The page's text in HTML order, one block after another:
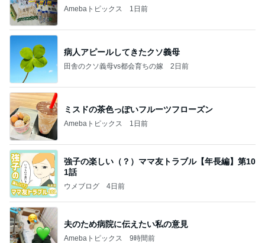
Amebaトピックス 1日前
病人アピールしてきたクソ義母
田舎のクソ義母vs都会育ちの嫁 2日前
ミスドの茶色っぽいフルーツフローズン
Amebaトピックス 1日前
強子の楽しい（？）ママ友トラブル【年長編】第10
1話
ウメブログ 4日前
夫のため病院に伝えたい私の意見
Amebaトピックス 9時間前